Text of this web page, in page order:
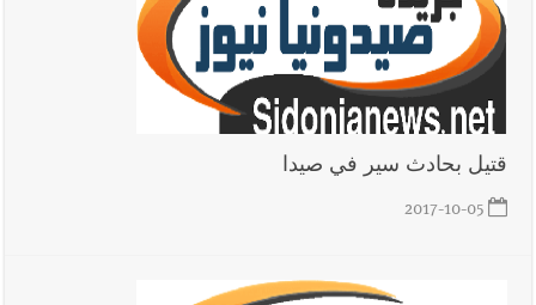
العالم العربي
يبقى الشعب الفلسطيني يعيش كل هذا الألم؟ وإلى متى تستمر هذه
المعاناة التي تمزق القلوب والضمائر؟
قتيل بحادث سير في صيدا
2017-10-05